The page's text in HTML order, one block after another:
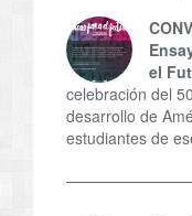
el
celebración del
desarrollo de
estudiantes de